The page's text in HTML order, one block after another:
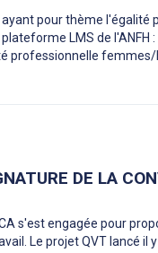
ayant pour thème
LMS de
professionnelle
DE LA
s'est engagée pour
Le projet QVT lancé il